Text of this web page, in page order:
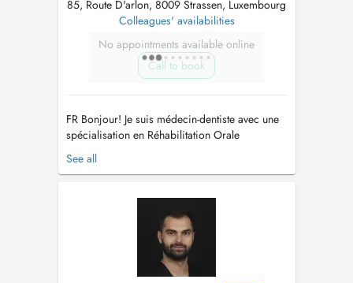
85, Route D'arlon, 8009 Strassen, Luxembourg
Colleagues' availabilities
No appointments available online
Call to book
FR Bonjour! Je suis médecin-dentiste avec une
spécialisation en Réhabilitation Orale
Esthétique et Chirurgie Orale. Au fil des ans,
j'ai suivi l'évolution des techniques et de la
et fonctionnelle avec des facettes et des
couronnes en céramique, c...
See all